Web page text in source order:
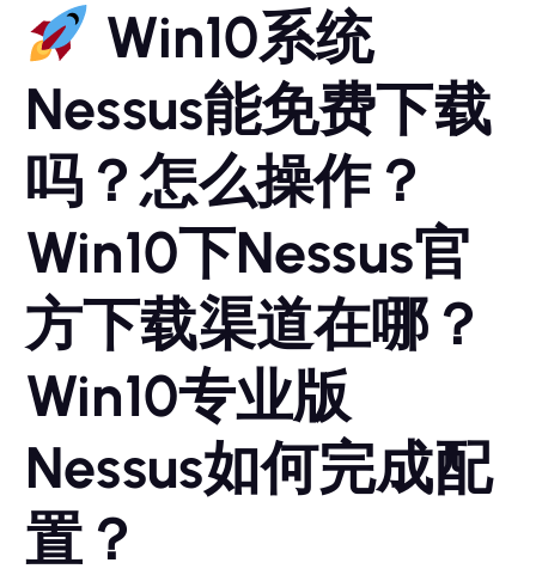
Win10系统
Nessus能免费下载
吗？怎么操作？
Win10下Nessus官
方下载渠道在哪？
Win10专业版
Nessus如何完成配
置？